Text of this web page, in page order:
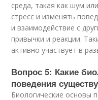
среда, такая как шум
стресс и изменять
и взаимодействие с
привычки и реакции.
активно участвует в
Вопрос 5: Какие
поведения
Биологические основы